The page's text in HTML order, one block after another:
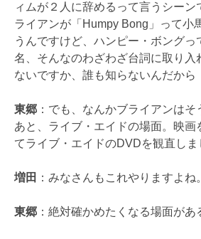
ィムが２人に辞めるって言うシーン
ライアンが「Humpy Bong」って小
うんですけど、ハンピー・ボングっ
名、そんなのわざわざ台詞に取り入
ないですか、誰も知らないんだから
東郷 ：でも、なんかブライアンはそ
あと、ライブ・エイドの場面。映画
てライブ・エイドのDVDを観直しま
増田 ：みなさんもこれやりますよね。
東郷 ：絶対確かめたくなる場面があ